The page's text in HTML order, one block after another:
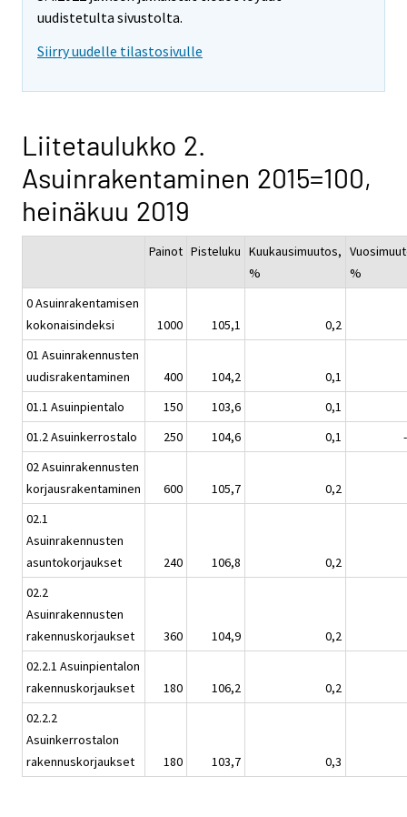
uudistetulta sivustolta.
Siirry uudelle tilastosivulle
Liitetaulukko 2.
Asuinrakentaminen 2015=100,
heinäkuu 2019
Painot Pisteluku Kuukausimuutos,
%
%
0 Asuinrakentamisen
kokonaisindeksi
1000 105,1
0,2
01 Asuinrakennusten
uudisrakentaminen
400 104,2
0,1
01.1 Asuinpientalo
150 103,6
0,1
01.2 Asuinkerrostalo
250 104,6 0,1
02 Asuinrakennusten
korjausrakentaminen
600 105,7
0,2
02.1
Asuinrakennusten
asuntokorjaukset
240 106,8
0,2
02.2
Asuinrakennusten
rakennuskorjaukset
360 104,9
0,2
02.2.1 Asuinpientalon
rakennuskorjaukset
180 106,2
0,2
02.2.2
Asuinkerrostalon
rakennuskorjaukset
180 103,7 0,3